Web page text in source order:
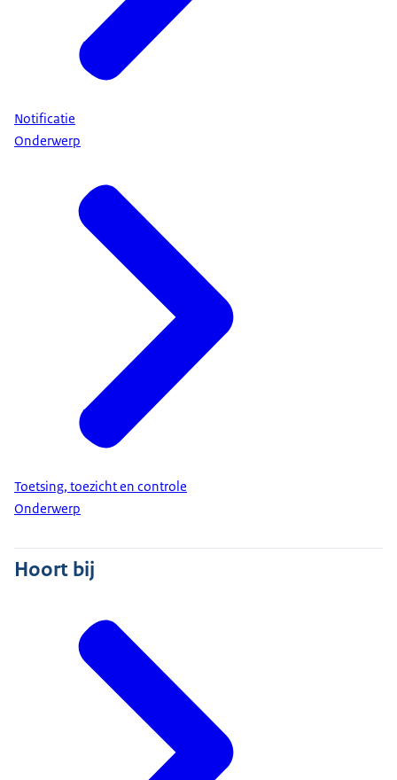
Notificatie
Onderwerp
Toetsing, toezicht en controle
Onderwerp
Hoort bij